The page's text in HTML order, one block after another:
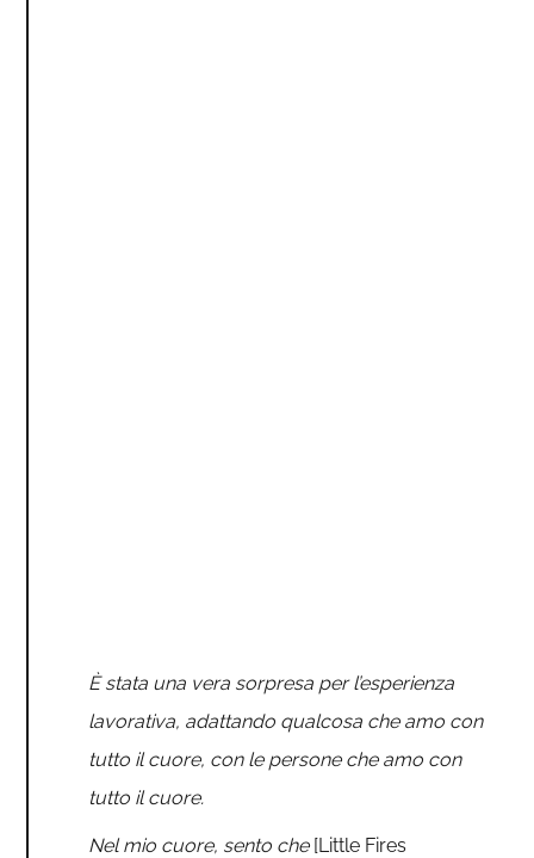
È stata una vera sorpresa per l’esperienza
lavorativa, adattando qualcosa che amo con
tutto il cuore, con le persone che amo con
tutto il cuore.
Nel mio cuore, sento che [Little Fires